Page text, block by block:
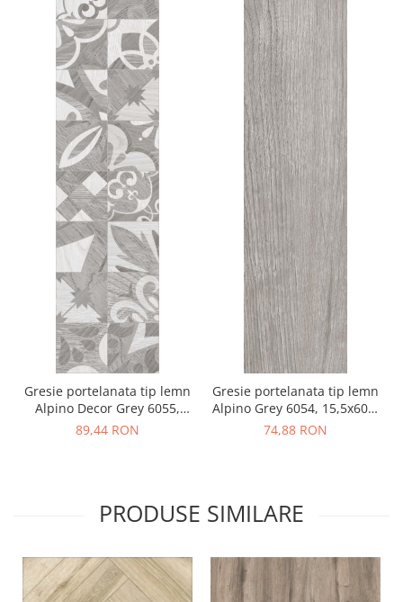
Gresie portelanata tip lemn
Alpino Decor Grey 6055,
15,5x60,5 cm, gri
89,44 RON
Gresie portelanata tip lemn
Alpino Grey 6054, 15,5x60,5
cm, gri
74,88 RON
PRODUSE SIMILARE